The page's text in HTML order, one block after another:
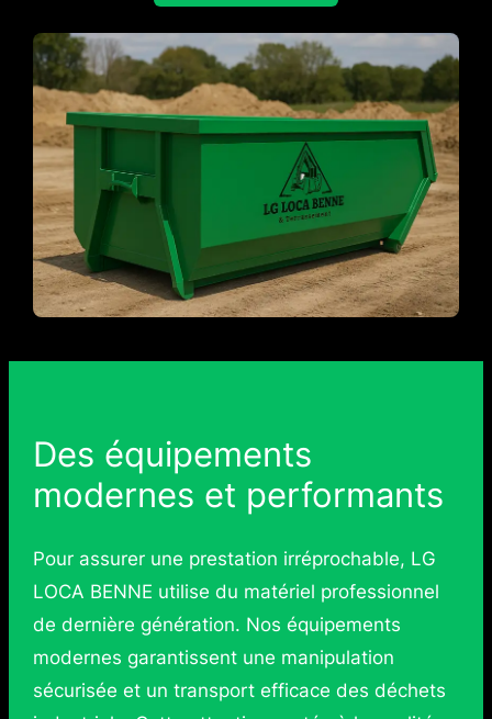
Des équipements
modernes et performants
Pour assurer une prestation irréprochable, LG
LOCA BENNE utilise du matériel professionnel
de dernière génération. Nos équipements
modernes garantissent une manipulation
sécurisée et un transport efficace des déchets